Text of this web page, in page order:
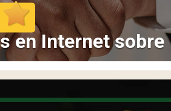
en Internet sobre